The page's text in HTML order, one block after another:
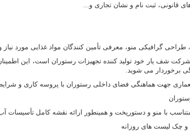
قانونی، ثبت نام و نشان تجاری و...
گرافیکی منو، معرفی تأمین کنندگان مواد غذایی مورد نیاز
برخوردار می شوید.
جهت هماهنگی فضای داخلی رستوران با پروسه کاری و
با منو و دستورپخت و همینطور ارائه نقشه کامل تأسیسات
و چک لیست های روزانه